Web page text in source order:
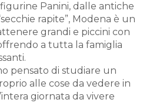
Panini, dalle antiche
rapite”, Modena è un
grandi e piccini con
a tutta la famiglia
pensato di studiare un
alle cose da vedere in
giornata da vivere